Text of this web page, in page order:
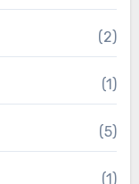
(2)
(1)
(5)
(1)